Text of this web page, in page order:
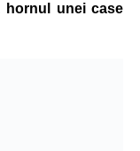
hornul unei case